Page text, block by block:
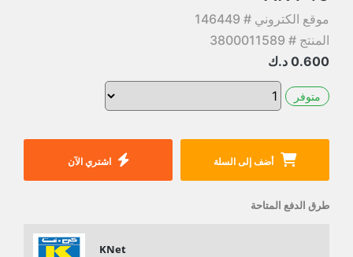
موقع الكتروني # 146449
المنتج # 3800011589
0.600 د.ك
متوفر
أضف إلى السلة اشتري الآن
طرق الدفع المتاحة
KNet